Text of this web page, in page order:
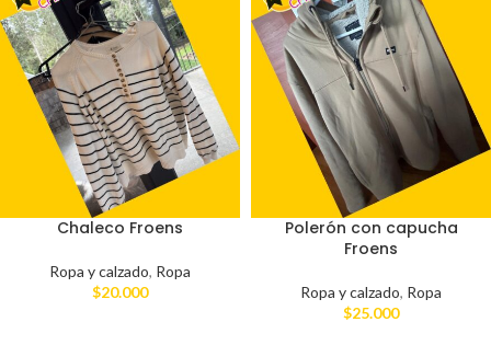
Chaleco Froens
Ropa y calzado, Ropa
$20.000
Polerón con capucha
Froens
Ropa y calzado, Ropa
$25.000